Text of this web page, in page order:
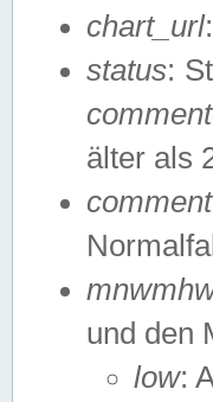
chart_url
status:
älter als
comment
und den
low: